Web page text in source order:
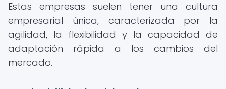
Estas empresas suelen tener una cultura
empresarial única, caracterizada por la
agilidad, la flexibilidad y la capacidad de
adaptación rápida a los cambios del
mercado.